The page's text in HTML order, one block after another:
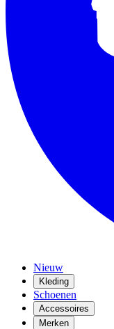
Nieuw
Kleding
Schoenen
Accessoires
Merken